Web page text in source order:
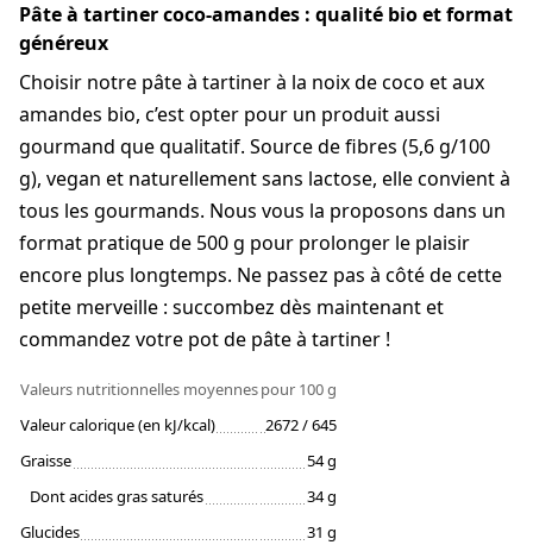
Pâte à tartiner coco-amandes : qualité bio et format
généreux
Choisir notre pâte à tartiner à la noix de coco et aux
amandes bio, c’est opter pour un produit aussi
gourmand que qualitatif. Source de fibres (5,6 g/100
g), vegan et naturellement sans lactose, elle convient à
tous les gourmands. Nous vous la proposons dans un
format pratique de 500 g pour prolonger le plaisir
encore plus longtemps. Ne passez pas à côté de cette
petite merveille : succombez dès maintenant et
commandez votre pot de pâte à tartiner !
Valeurs nutritionnelles moyennespour 100 g
Valeur calorique (en kJ/kcal)
2672 / 645
Graisse
54 g
Dont acides gras saturés
34 g
Glucides
31 g